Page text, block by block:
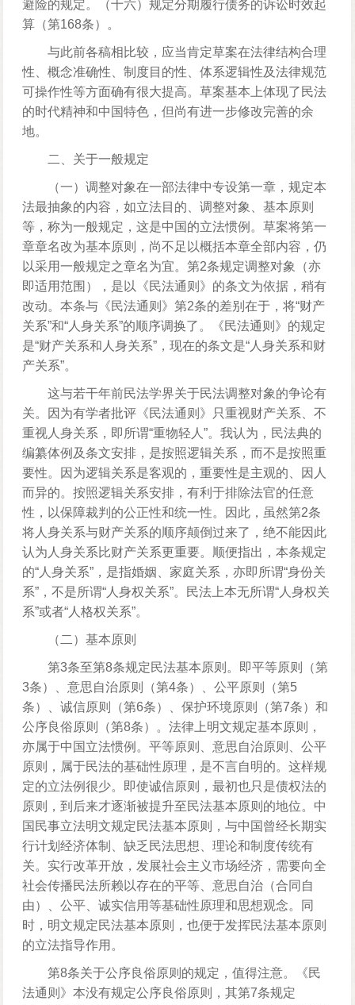
避险的规定。（十六）规定分期履行债务的诉讼时效起
算（第168条）。
与此前各稿相比较，应当肯定草案在法律结构合理
性、概念准确性、制度目的性、体系逻辑性及法律规范
可操作性等方面确有很大提高。草案基本上体现了民法
的时代精神和中国特色，但尚有进一步修改完善的余
地。
二、关于一般规定
（一）调整对象在一部法律中专设第一章，规定本
法最抽象的内容，如立法目的、调整对象、基本原则
等，称为一般规定，这是中国的立法惯例。草案将第一
章章名改为基本原则，尚不足以概括本章全部内容，仍
以采用一般规定之章名为宜。第2条规定调整对象（亦
即适用范围），是以《民法通则》的条文为依据，稍有
改动。本条与《民法通则》第2条的差别在于，将“财产
关系”和“人身关系”的顺序调换了。《民法通则》的规定
是“财产关系和人身关系”，现在的条文是“人身关系和财
产关系”。
这与若干年前民法学界关于民法调整对象的争论有
关。因为有学者批评《民法通则》只重视财产关系、不
重视人身关系，即所谓“重物轻人”。我认为，民法典的
编纂体例及条文安排，是按照逻辑关系，而不是按照重
要性。因为逻辑关系是客观的，重要性是主观的、因人
而异的。按照逻辑关系安排，有利于排除法官的任意
性，以保障裁判的公正性和统一性。因此，虽然第2条
将人身关系与财产关系的顺序颠倒过来了，绝不能因此
认为人身关系比财产关系更重要。顺便指出，本条规定
的“人身关系”，是指婚姻、家庭关系，亦即所谓“身份关
系”，不是所谓“人身权关系”。民法上本无所谓“人身权关
系”或者“人格权关系”。
（二）基本原则
第3条至第8条规定民法基本原则。即平等原则（第
3条）、意思自治原则（第4条）、公平原则（第5
条）、诚信原则（第6条）、保护环境原则（第7条）和
公序良俗原则（第8条）。法律上明文规定基本原则，
亦属于中国立法惯例。平等原则、意思自治原则、公平
原则，属于民法的基础性原理，是不言自明的。这样规
定的立法例很少。即使诚信原则，最初也只是债权法的
原则，到后来才逐渐被提升至民法基本原则的地位。中
国民事立法明文规定民法基本原则，与中国曾经长期实
行计划经济体制、缺乏民法思想、理论和制度传统有
关。实行改革开放，发展社会主义市场经济，需要向全
社会传播民法所赖以存在的平等、意思自治（合同自
由）、公平、诚实信用等基础性原理和思想观念。同
时，明文规定民法基本原则，也便于发挥民法基本原则
的立法指导作用。
第8条关于公序良俗原则的规定，值得注意。《民
法通则》本没有规定公序良俗原则，其第7条规定